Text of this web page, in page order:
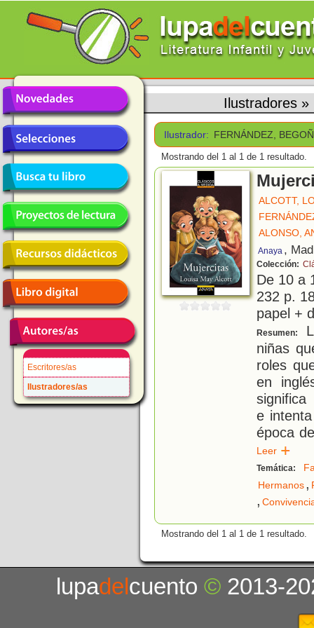
Escritores/as
Ilustradores/as
Ilustradores »
Ilustrador: FERNÁNDEZ,
Mostrando del 1 al 1 de 1 resultado.
ALCOTT,
ALONSO,
Anaya ,
Colección:
De 10 a
232 p.
papel +
Resumen:
niñas
roles
en
significa
e
época
Leer
Temática:
Hermanos,
,
Mostrando del 1 al 1 de 1 resultado.
lupadelcuento© 2013-